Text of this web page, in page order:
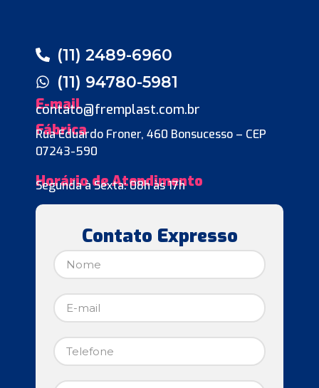
(11) 2489-6960
(11) 94780-5981
E-mail
contato@fremplast.com.br
Fábrica
Rua Eduardo Froner, 460 Bonsucesso – CEP
07243-590
Horário de Atendimento
Segunda à Sexta: 08h às 17h
Contato Expresso